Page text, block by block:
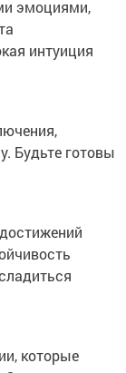
эмоциями,
интуиция
Будьте готовы
которые